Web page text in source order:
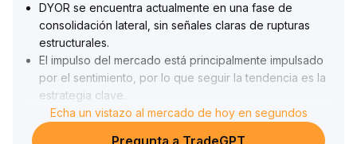
DYOR se encuentra actualmente en una fase de
consolidación lateral, sin señales claras de rupturas
estructurales.
El impulso del mercado está principalmente impulsado
por el sentimiento, por lo que seguir la tendencia es la
estrategia clave
Se recomienda a los inversores prestar especial
atención a las zonas críticas de resistencia (nivel
Echa un vistazo al mercado de hoy en segundos
Pregunta a TradeGPT